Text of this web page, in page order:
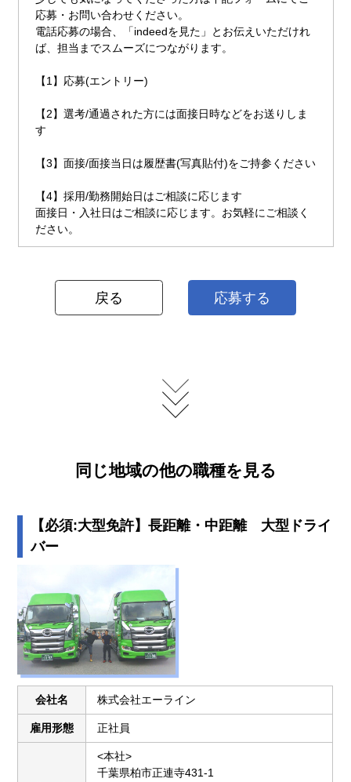
応募・お問い合わせください。
電話応募の場合、「indeedを見た」とお伝えいただけれ
ば、担当までスムーズにつながります。
【1】応募(エントリー)
【2】選考/通過された方には面接日時などをお送りしま
す
【3】面接/面接当日は履歴書(写真貼付)をご持参ください
【4】採用/勤務開始日はご相談に応じます
面接日・入社日はご相談に応じます。お気軽にご相談く
ださい。
戻る 応募する
同じ地域の他の職種を見る
【必須:大型免許】長距離・中距離 大型ドライ
バー
会社名 株式会社エーライン
雇用形態 正社員
<本社>
千葉県柏市正連寺431-1